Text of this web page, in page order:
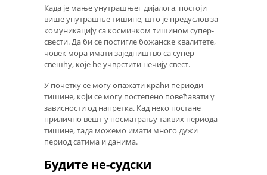
Када је мање унутрашњег дијалога, постоји
више унутрашње тишине, што је предуслов за
комуникацију са космичком тишином супер-
свести. Да би се постигле божанске квалитете,
човек мора имати заједништво са супер-
свешћу, које ће учврстити нечију свест.
У почетку се могу опажати краћи периоди
тишине, који се могу постепено повећавати у
зависности од напретка. Кад неко постане
прилично вешт у посматрању таквих периода
тишине, тада можемо имати много дужи
период сатима и данима.
Будите не-судски